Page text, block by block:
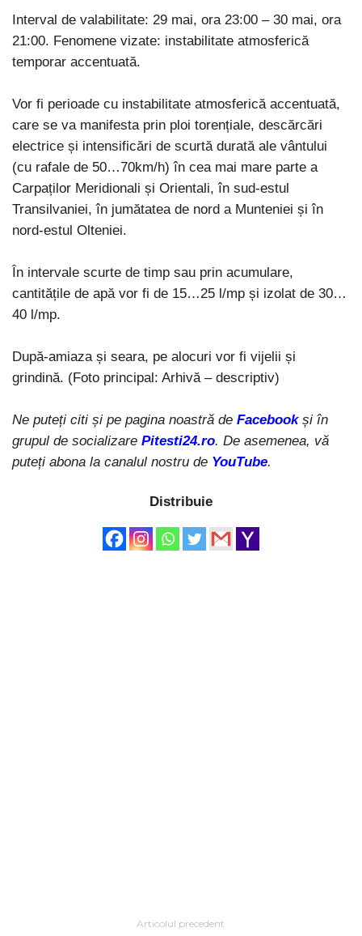
Interval de valabilitate: 29 mai, ora 23:00 – 30 mai, ora
21:00. Fenomene vizate: instabilitate atmosferică
temporar accentuată.
Vor fi perioade cu instabilitate atmosferică accentuată,
care se va manifesta prin ploi torențiale, descărcări
electrice și intensificări de scurtă durată ale vântului
(cu rafale de 50…70km/h) în cea mai mare parte a
Carpaților Meridionali și Orientali, în sud-estul
Transilvaniei, în jumătatea de nord a Munteniei și în
nord-estul Olteniei.
În intervale scurte de timp sau prin acumulare,
cantitățile de apă vor fi de 15…25 l/mp și izolat de 30…
40 l/mp.
După-amiaza și seara, pe alocuri vor fi vijelii și
grindină. (Foto principal: Arhivă – descriptiv)
Ne puteți citi și pe pagina noastră de Facebook și în
grupul de socializare Pitesti24.ro. De asemenea, vă
puteți abona la canalul nostru de YouTube.
Distribuie
Articolul precedent